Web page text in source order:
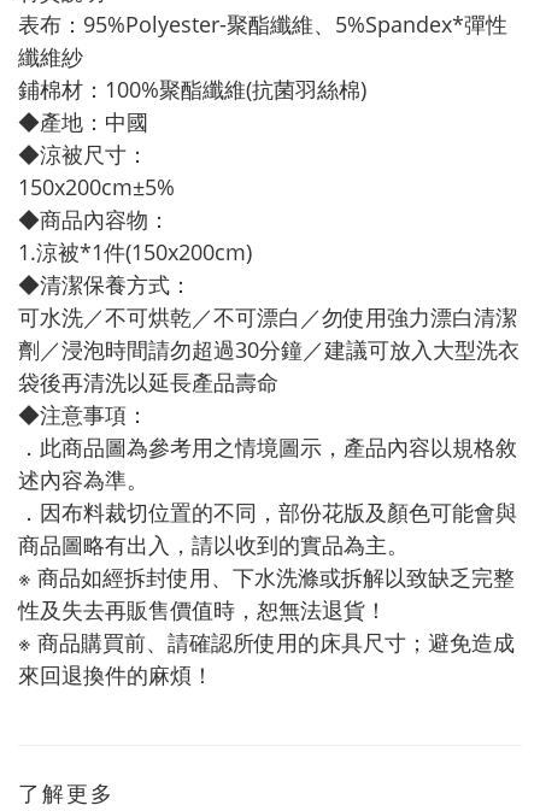
表布：95%Polyester-聚酯纖維、5%Spandex*彈性
纖維紗
鋪棉材：100%聚酯纖維(抗菌羽絲棉)
◆產地：中國
◆涼被尺寸：
150x200cm±5%
◆商品內容物：
1.涼被*1件(150x200cm)
◆清潔保養方式：
可水洗／不可烘乾／不可漂白／勿使用強力漂白清潔
劑／浸泡時間請勿超過30分鐘／建議可放入大型洗衣
袋後再清洗以延長產品壽命
◆注意事項：
．此商品圖為參考用之情境圖示，產品內容以規格敘
述內容為準。
．因布料裁切位置的不同，部份花版及顏色可能會與
商品圖略有出入，請以收到的實品為主。
※ 商品如經拆封使用、下水洗滌或拆解以致缺乏完整
性及失去再販售價值時，恕無法退貨！
※ 商品購買前、請確認所使用的床具尺寸；避免造成
來回退換件的麻煩！
了解更多